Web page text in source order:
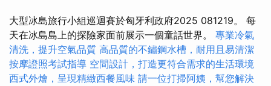
大型冰島旅行小組巡迴賽於匈牙利政府2025 081219。 每
天在冰島島上的探險家面前展示一個童話世界。 專業冷氣
清洗，提升空氣品質 高品質的不鏽鋼水槽，耐用且易清潔
按摩證照考試指導 空間設計，打造更符合需求的生活環境
西式外燴，呈現精緻西餐風味 請一位打掃阿姨，幫您解決